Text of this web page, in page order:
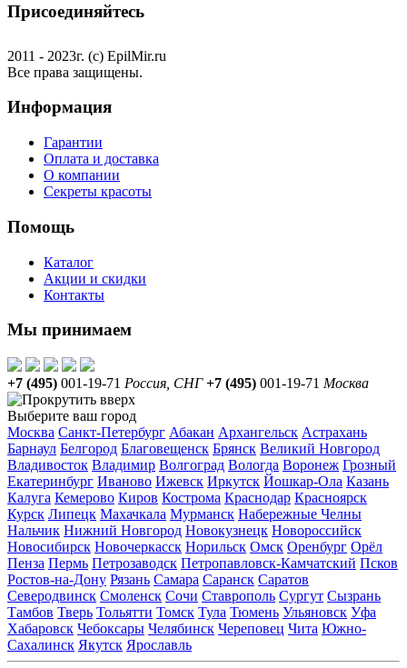
Присоединяйтесь
2011 - 2023г. (с) EpilMir.ru
Все права защищены.
Информация
Гарантии
Оплата и доставка
О компании
Секреты красоты
Помощь
Каталог
Акции и скидки
Контакты
Мы принимаем
+7 (495) 001-19-71 Россия, СНГ +7 (495) 001-19-71 Москва
Выберите ваш город
Москва Санкт-Петербург Абакан Архангельск Астрахань
Барнаул Белгород Благовещенск Брянск Великий Новгород
Владивосток Владимир Волгоград Вологда Воронеж Грозный
Екатеринбург Иваново Ижевск Иркутск Йошкар-Ола Казань
Калуга Кемерово Киров Кострома Краснодар Красноярск
Курск Липецк Махачкала Мурманск Набережные Челны
Нальчик Нижний Новгород Новокузнецк Новороссийск
Новосибирск Новочеркасск Норильск Омск Оренбург Орёл
Пенза Пермь Петрозаводск Петропавловск-Камчатский Псков
Ростов-на-Дону Рязань Самара Саранск Саратов
Северодвинск Смоленск Сочи Ставрополь Сургут Сызрань
Тамбов Тверь Тольятти Томск Тула Тюмень Ульяновск Уфа
Хабаровск Чебоксары Челябинск Череповец Чита Южно-
Сахалинск Якутск Ярославль